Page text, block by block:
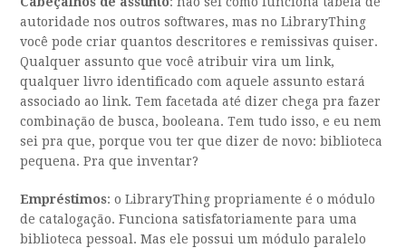
autoridade nos outros softwares, mas no LibraryThing
você pode criar quantos descritores e remissivas quiser.
Qualquer assunto que você atribuir vira um link,
qualquer livro identificado com aquele assunto estará
associado ao link. Tem facetada até dizer chega pra fazer
combinação de busca, booleana. Tem tudo isso, e eu nem
sei pra que, porque vou ter que dizer de novo: biblioteca
pequena. Pra que inventar?
Empréstimos: o LibraryThing propriamente é o módulo
de catalogação. Funciona satisfatoriamente para uma
biblioteca pessoal. Mas ele possui um módulo paralelo